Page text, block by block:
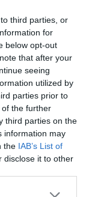
third parties, or
for
below opt-out
that after your
seeing
utilized by
parties prior to
the further
third parties on the
information may
the IAB’s List of
disclose it to other
azul Arnau
Reus